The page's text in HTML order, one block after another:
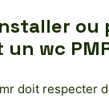
ou
wc
doit respecter